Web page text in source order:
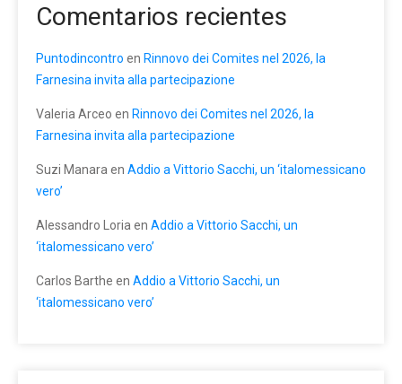
Comentarios recientes
Puntodincontro en Rinnovo dei Comites nel 2026, la
Farnesina invita alla partecipazione
Valeria Arceo en Rinnovo dei Comites nel 2026, la
Farnesina invita alla partecipazione
Suzi Manara en Addio a Vittorio Sacchi, un ‘italomessicano
vero’
Alessandro Loria en Addio a Vittorio Sacchi, un
‘italomessicano vero’
Carlos Barthe en Addio a Vittorio Sacchi, un
‘italomessicano vero’